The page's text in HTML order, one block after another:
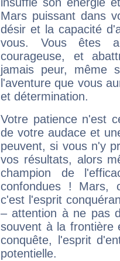
insuffle son énergie
Mars puissant dans
désir et la capacité
vous. Vous êtes
courageuse, et
jamais peur, même
l'aventure que vous
et détermination.
Votre patience n'est
de votre audace et
peuvent, si vous n'y
vos résultats, alors
champion de
confondues ! Mars,
c'est l'esprit
– attention à ne pas
souvent à la frontière
conquête, l'esprit
potentielle.